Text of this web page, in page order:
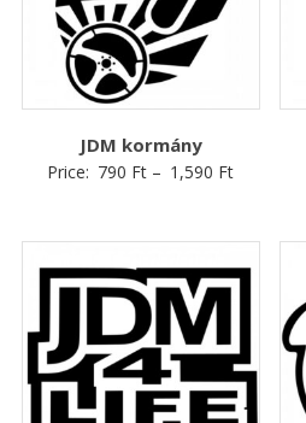
JDM kormány
Price: 790 Ft – 1,590 Ft